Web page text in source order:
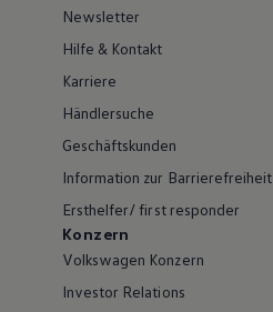
Newsletter
Hilfe & Kontakt
Karriere
Händlersuche
Geschäftskunden
Information zur Barrierefreiheit
Ersthelfer/ first responder
Konzern
Volkswagen Konzern
Investor Relations